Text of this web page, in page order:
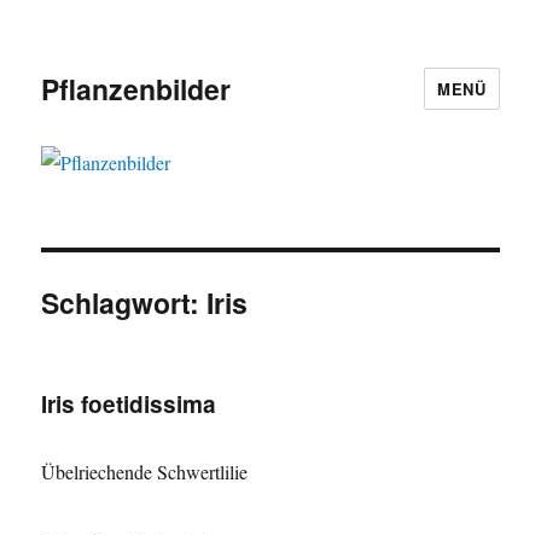
Pflanzenbilder MENÜ
Schlagwort: Iris
Iris foetidissima
Übelriechende Schwertlilie